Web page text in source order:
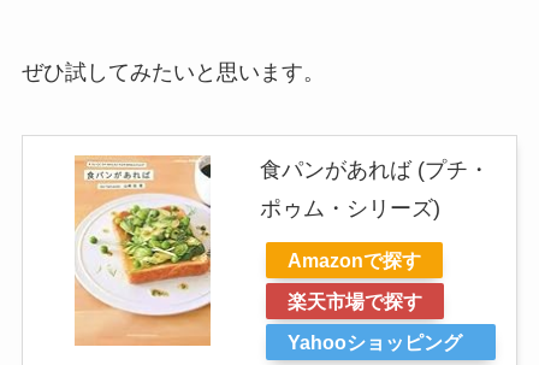
ぜひ試してみたいと思います。
食パンがあれば (プチ・
ポゥム・シリーズ)
Amazonで探す
楽天市場で探す
Yahooショッピング